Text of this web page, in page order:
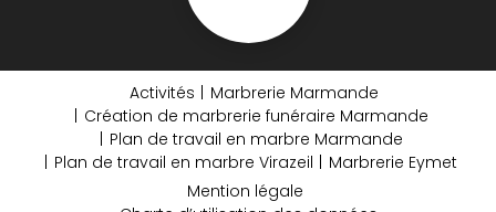
Activités
Marbrerie Marmande
Création de marbrerie funéraire Marmande
Plan de travail en marbre Marmande
Plan de travail en marbre Virazeil
Marbrerie Eymet
Mention légale